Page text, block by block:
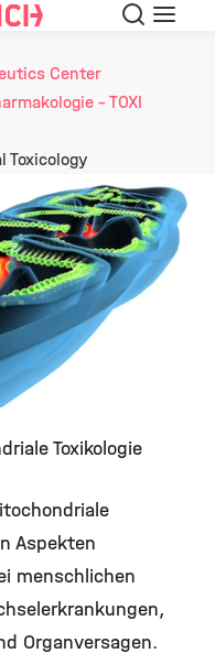
Suche
Center
- TOXI
Toxicology
Toxikologie
Aspekten
menschlichen
Organversagen.